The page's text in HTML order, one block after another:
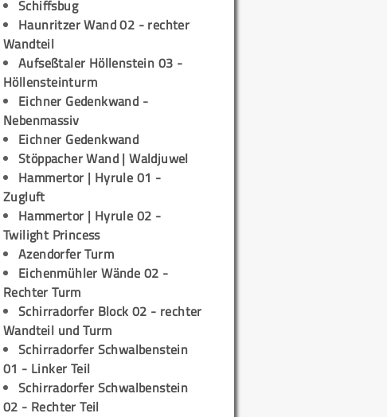
Schiffsbug
Haunritzer Wand 02 - rechter
Wandteil
Aufseßtaler Höllenstein 03 -
Höllensteinturm
Eichner Gedenkwand -
Nebenmassiv
Eichner Gedenkwand
Stöppacher Wand | Waldjuwel
Hammertor | Hyrule 01 -
Zugluft
Hammertor | Hyrule 02 -
Twilight Princess
Azendorfer Turm
Eichenmühler Wände 02 -
Rechter Turm
Schirradorfer Block 02 - rechter
Wandteil und Turm
Schirradorfer Schwalbenstein
01 - Linker Teil
Schirradorfer Schwalbenstein
02 - Rechter Teil